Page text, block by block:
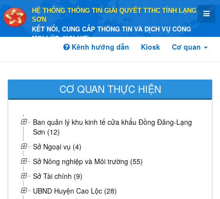
HỆ THỐNG THÔNG TIN GIẢI QUYẾT TTHC TỈNH LẠNG
SƠN
KẾT NỐI, CUNG CẤP THÔNG TIN VÀ DỊCH VỤ CÔNG
MỌI LÚC, MỌI NƠI
Kênh hướng dẫn Kiosk Cơ quan
CƠ QUAN THỰC HIỆN
Ban quản lý khu kinh tế cửa khẩu Đồng Đăng-Lạng
Sơn (12)
Sở Ngoại vụ (4)
Sở Nông nghiệp và Môi trường (55)
Sở Tài chính (9)
UBND Huyện Cao Lộc (28)